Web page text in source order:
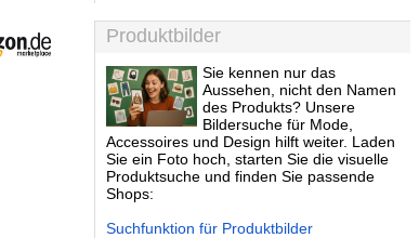
Produktbilder
Sie kennen nur das
Aussehen, nicht den Namen
des Produkts? Unsere
Bildersuche für Mode,
Accessoires und Design hilft weiter. Laden
Sie ein Foto hoch, starten Sie die visuelle
Produktsuche und finden Sie passende
Shops:
Suchfunktion für Produktbilder